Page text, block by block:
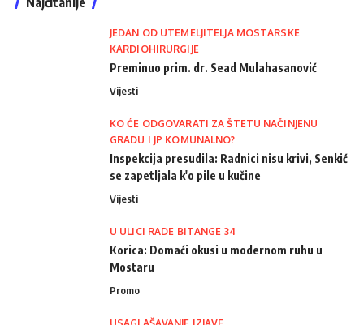
JEDAN OD UTEMELJITELJA MOSTARSKE
KARDIOHIRURGIJE
Preminuo prim. dr. Sead Mulahasanović
Vijesti
KO ĆE ODGOVARATI ZA ŠTETU NAČINJENU
GRADU I JP KOMUNALNO?
Inspekcija presudila: Radnici nisu krivi, Senkić
se zapetljala k'o pile u kučine
Vijesti
U ULICI RADE BITANGE 34
Korica: Domaći okusi u modernom ruhu u
Mostaru
Promo